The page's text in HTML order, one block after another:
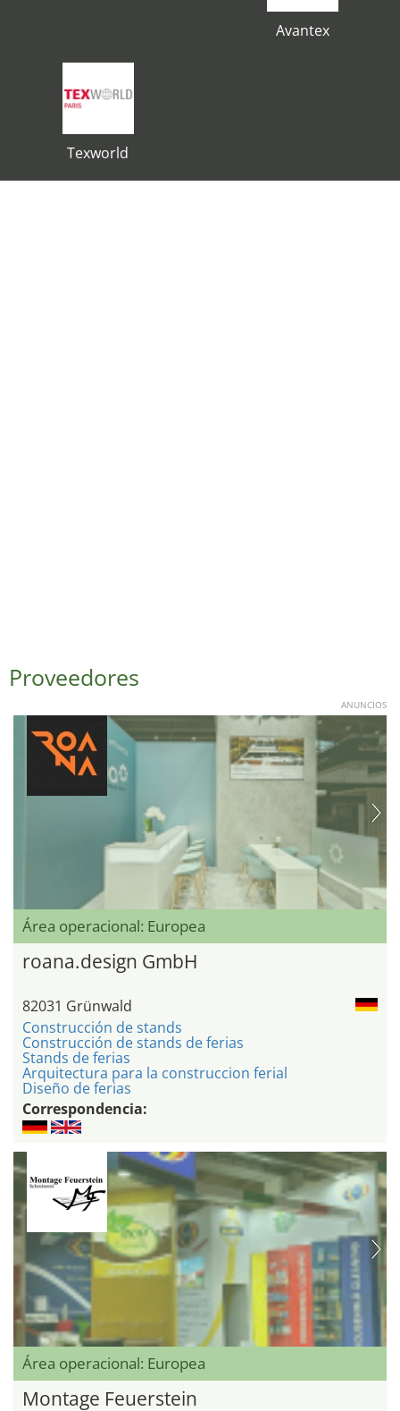
Avantex
Texworld
Proveedores
ANUNCIOS
Área operacional: Europea
roana.design GmbH
82031 Grünwald
Construcción de stands
Construcción de stands de ferias
Stands de ferias
Arquitectura para la construccion ferial
Diseño de ferias
Correspondencia:
Área operacional: Europea
Montage Feuerstein